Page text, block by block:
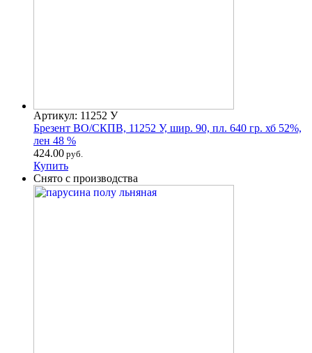
Артикул: 11252 У
Брезент ВО/СКПВ, 11252 У, шир. 90, пл. 640 гр. хб 52%,
лен 48 %
424.00 руб.
Купить
Снято с производства